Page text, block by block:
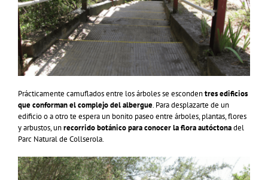
Prácticamente camuflados entre los árboles se escondentres edificios
que conforman el complejo del albergue. Para desplazarte de un
edificio o a otro te espera un bonito paseo entre árboles, plantas, flores
y arbustos, unrecorrido botánico para conocer la flora autóctonadel
Parc Natural de Collserola.